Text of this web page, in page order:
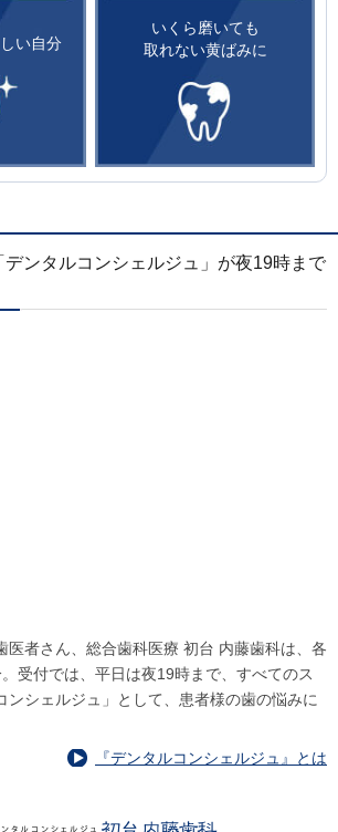
い自分
いくら磨いても
取れない黄ばみに
ンタルコンシェルジュ」が夜19時まで
医者さん、総合歯科医療 初台 内藤歯科は、各
受付では、平日は夜19時まで、すべてのス
ンシェルジュ」として、患者様の歯の悩みに
『デンタルコンシェルジュ』とは